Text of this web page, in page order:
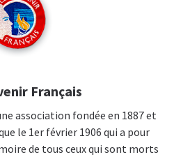
Français
association fondée en 1887 et
le 1er février 1906 qui a pour
de tous ceux qui sont morts